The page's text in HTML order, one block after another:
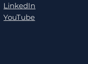
LinkedIn
YouTube